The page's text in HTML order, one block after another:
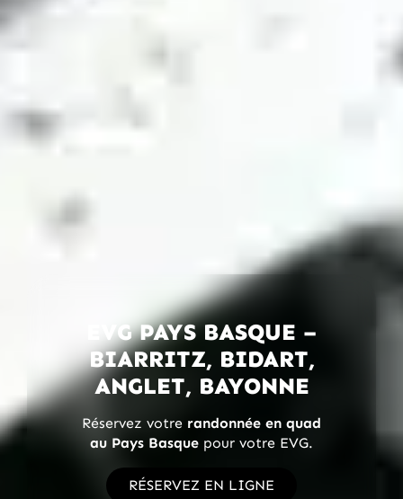
EVG PAYS BASQUE –
BIARRITZ, BIDART,
ANGLET, BAYONNE
Réservez votre randonnée en quad
au Pays Basque pour votre EVG.
RÉSERVEZ EN LIGNE